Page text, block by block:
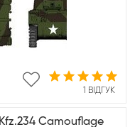
1 ВІДГУК
Camouflage